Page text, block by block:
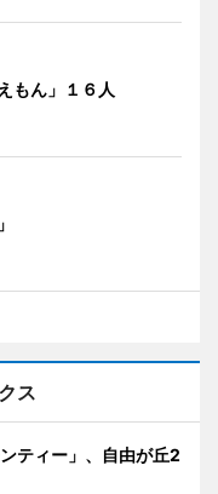
もん」１６人
ス
ティー」、自由が丘2